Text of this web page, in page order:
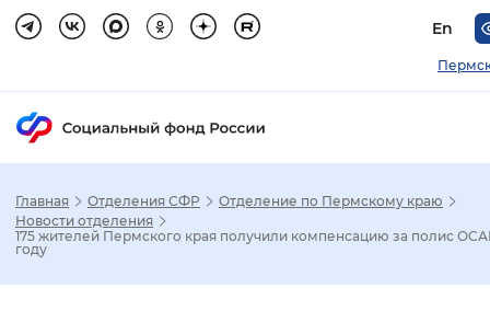
En
Главная Отделения СФР
Отделение по Пермскому краю
Новости отделения
175 жителей Пермского края получили компенсацию за полис
году